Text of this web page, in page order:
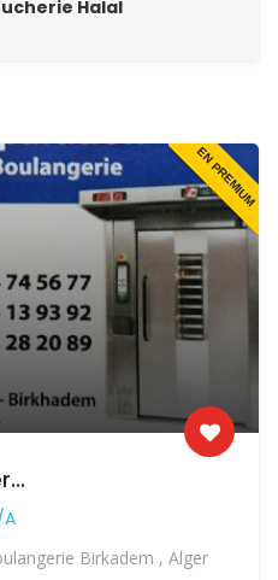
Halal
EN PREMIUM
Birkadem , Alger